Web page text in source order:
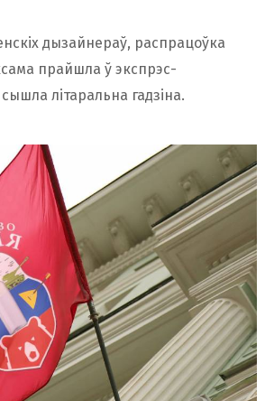
дызайнераў, распрацоўка
прайшла ў экспрэс-
літаральна гадзіна.